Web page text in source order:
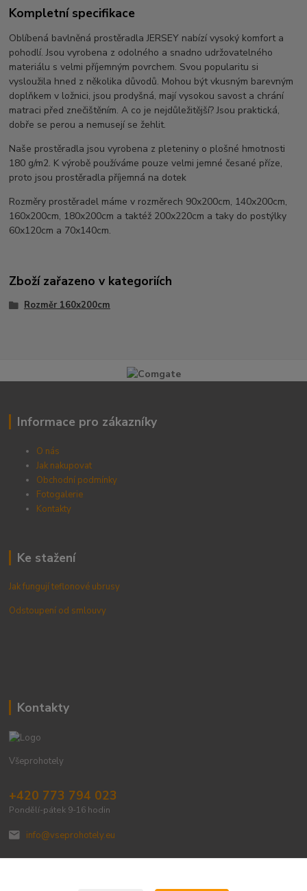
Kompletní specifikace
Oblíbená bavlněná prostěradla JERSEY nabízí vysoký komfort a
pohodlí. Jsou vyrobena z odolného a snadno udržovatelného
materiálu s velmi příjemným povrchem. Svou popularitu si
vysloužila hned z několika důvodů. Mohou být vkusným barevným
doplňkem v ložnici, jsou prodyšná, mají vysokou savost a chrání
matraci před znečištěním. A co je nejdůležitější? Jsou praktická,
dobře se perou a nemusejí se žehlit.
Naše prostěradla jsou vyrobena z pleteniny o plošné hmotnosti
180 g/m2. K výrobě používáme pouze velmi jemné česané příze,
proto jsou prostěradla příjemná na dotek
Rozměry prostěradel máme v rozměrech 90x200cm, 140x200cm,
160x200cm, 180x200cm a taktéž 200x220cm a taky do postýlky
60x120cm a 70x140cm.
Zboží zařazeno v kategoriích
Rozměr 160x200cm
Informace pro zákazníky
O nás
Jak nakupovat
Obchodní podmínky
Fotogalerie
Kontakty
Ke stažení
Jak fungují teflonové ubrusy
Odstoupení od smlouvy
Kontakty
Všeprohotely
+420 773 794 023
Pondělí-pátek 9-16 hodin
info@vseprohotely.eu